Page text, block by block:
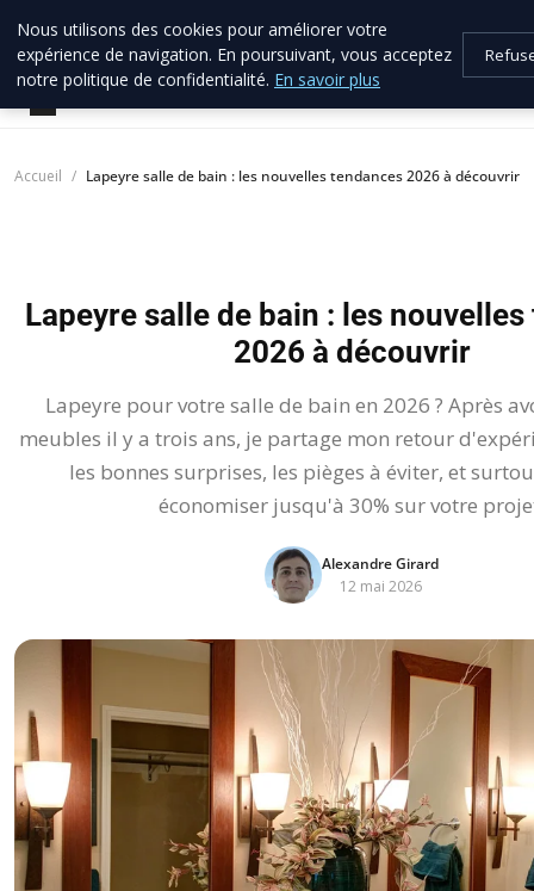
allo brico33
Votre expert bricolage en Gironde
Accueil Lapeyre salle de bain : les nouvelles tendances 2026 à découvrir
Lapeyre salle de bain : les
2026 à découvrir
Lapeyre pour votre salle de bain en 2026 ? Après
meubles il y a trois ans, je partage mon retour
les bonnes surprises, les pièges à éviter, et
économiser jusqu'à 30% sur votre
Alexandre Girard
12 mai 2026
Nous utilisons des cookies pour améliorer votre
expérience de navigation. En poursuivant, vous acceptez
notre politique de confidentialité. En savoir plus